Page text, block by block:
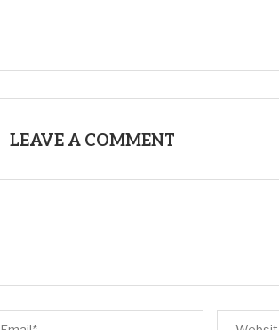
LEAVE A COMMENT